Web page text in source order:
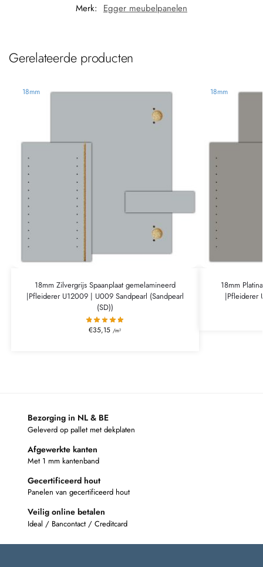
Merk: Egger meubelpanelen
Gerelateerde producten
18mm
18mm Zilvergrijs Spaanplaat gemelamineerd
|Pfleiderer U12009 | U009 Sandpearl (Sandpearl
(SD))
€35,15 /m²
18mm
18mm
|Pfleiderer
Bezorging in NL & BE
Geleverd op pallet met dekplaten
Afgewerkte kanten
Met 1 mm kantenband
Gecertificeerd hout
Panelen van gecertificeerd hout
Veilig online betalen
Ideal / Bancontact / Creditcard